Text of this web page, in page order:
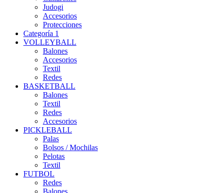
Judogi
Accesorios
Protecciones
Categoría 1
VOLLEYBALL
Balones
Accesorios
Textil
Redes
BASKETBALL
Balones
Textil
Redes
Accesorios
PICKLEBALL
Palas
Bolsos / Mochilas
Pelotas
Textil
FUTBOL
Redes